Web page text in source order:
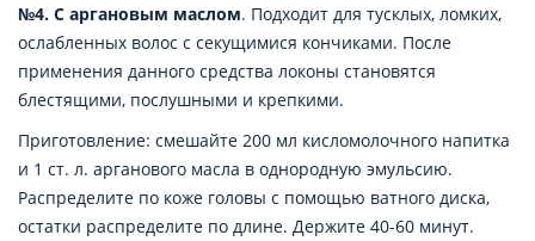
№4. С аргановым маслом. Подходит для тусклых, ломких,
ослабленных волос с секущимися кончиками. После
применения данного средства локоны становятся
блестящими, послушными и крепкими.
Приготовление: смешайте 200 мл кисломолочного напитка
и 1 ст. л. арганового масла в однородную эмульсию.
Распределите по коже головы с помощью ватного диска,
остатки распределите по длине. Держите 40-60 минут.